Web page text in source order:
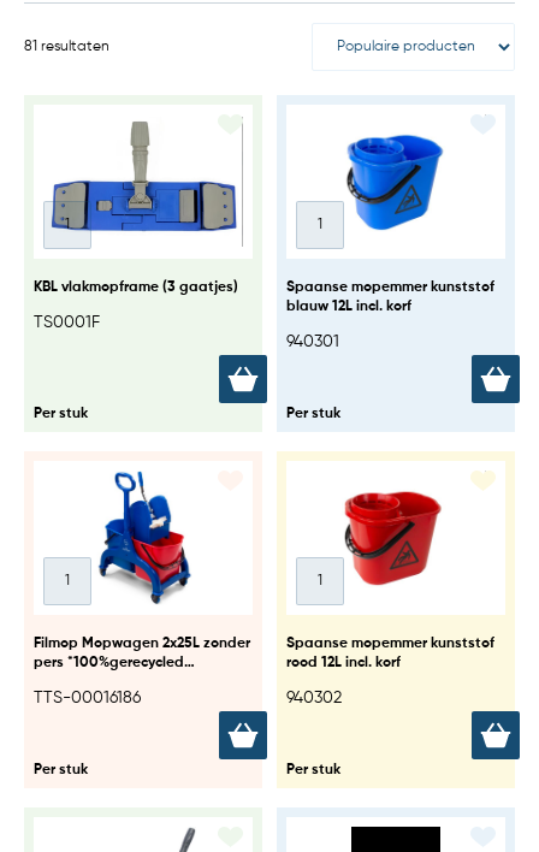
81 resultaten
KBL vlakmopframe (3 gaatjes)
TS0001F
Per stuk
Spaanse mopemmer kunststof
blauw 12L incl. korf
940301
Per stuk
Filmop Mopwagen 2x25L zonder
pers *100%gerecycled
TTS-00016186
Per stuk
Spaanse mopemmer kunststof
rood 12L incl. korf
940302
Per stuk